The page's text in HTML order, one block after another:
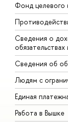
Фонд целевого
Сведения о
Сведения об
Людям с
Единая
Работа в Вышке